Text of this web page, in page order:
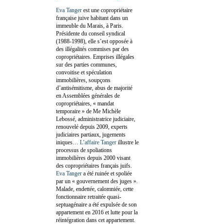
Eva Tanger est une copropriétaire
française juive habitant dans un
immeuble du Marais, à Paris.
Présidente du conseil syndical
(1988-1998), elle s’est opposée à
des illégalités commises par des
copropriétaires. Emprises illégales
sur des parties communes,
convoitise et spéculation
immobilières, soupçons
d’antisémitisme, abus de majorité
en Assemblées générales de
copropriétaires, « mandat
temporaire » de Me Michèle
Lebossé, administratrice judiciaire,
renouvelé depuis 2009, experts
judiciaires partiaux, jugements
iniques… L’affaire Tanger illustre le
processus de spoliations
immobilières depuis 2000 visant
des copropriétaires français juifs.
Eva Tanger a été ruinée et spoliée
par un « gouvernement des juges ».
Malade, endettée, calomniée, cette
fonctionnaire retraitée quasi-
septuagénaire a été expulsée de son
appartement en 2016 et lutte pour la
réintégration dans cet appartement.